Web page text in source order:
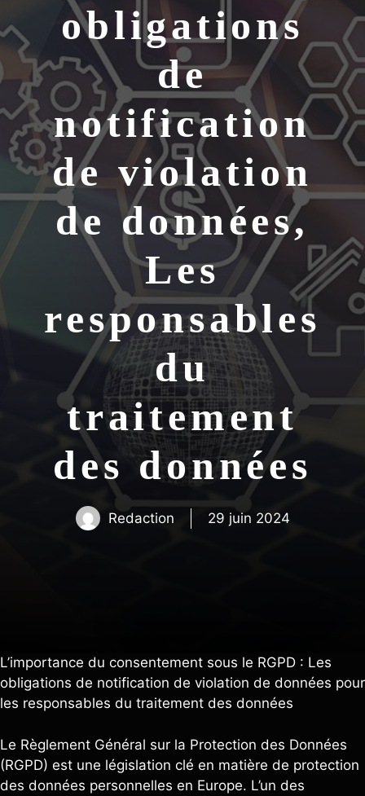
obligations
de
notification
de violation
de données,
Les
responsables
du
traitement
des données
Redaction 29 juin 2024
L’importance du consentement sous le RGPD : Les
obligations de notification de violation de données pour
les responsables du traitement des données
Le Règlement Général sur la Protection des Données
(RGPD) est une législation clé en matière de protection
des données personnelles en Europe. L’un des